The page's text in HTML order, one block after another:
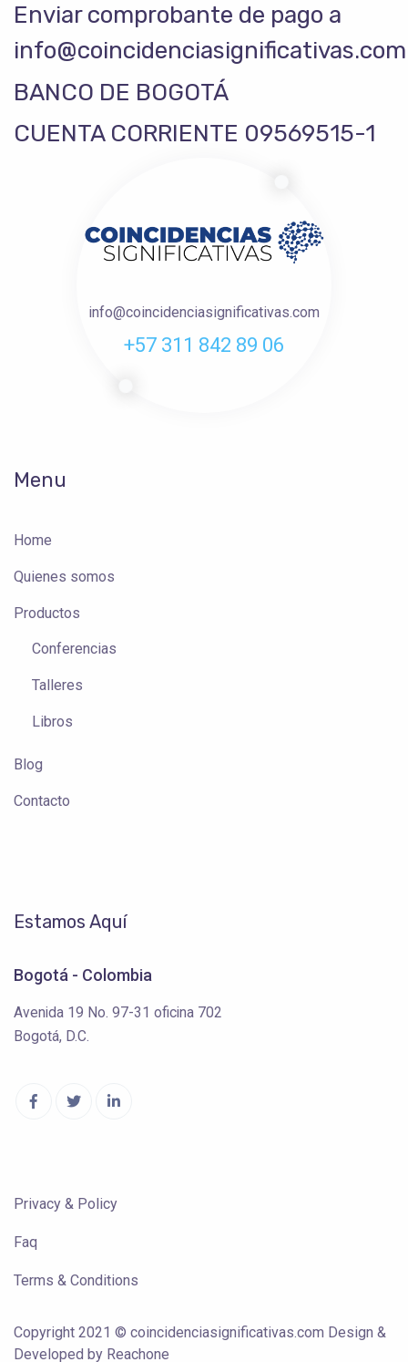
Enviar comprobante de pago a
info@coincidenciasignificativas.com
BANCO DE BOGOTÁ
CUENTA CORRIENTE 09569515-1
info@coincidenciasignificativas.com
+57 311 842 89 06
Menu
Home
Quienes somos
Productos
Conferencias
Talleres
Libros
Blog
Contacto
Estamos Aquí
Bogotá - Colombia
Avenida 19 No. 97-31 oficina 702
Bogotá, D.C.
Privacy & Policy
Faq
Terms & Conditions
Copyright 2021 © coincidenciasignificativas.com Design &
Developed by Reachone